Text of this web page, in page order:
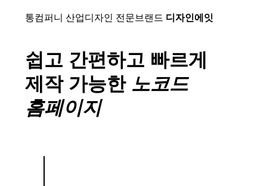
통컴퍼니 산업디자인 전문브랜드 디자인에잇
쉽고 간편하고 빠르게
제작 가능한 노코드
홈페이지